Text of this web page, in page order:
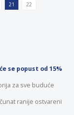
21 22
se popust od 15%
za sve buduće
ranije ostvareni